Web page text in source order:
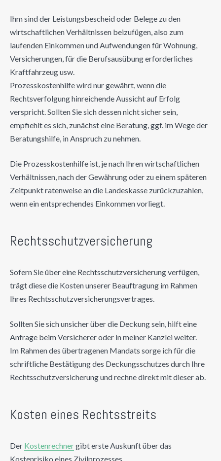
Ihm sind der Leistungsbescheid oder Belege zu den
wirtschaftlichen Verhältnissen beizufügen, also zum
laufenden Einkommen und Aufwendungen für Wohnung,
Versicherungen, für die Berufsausübung erforderliches
Kraftfahrzeug usw.
Prozesskostenhilfe wird nur gewährt, wenn die
Rechtsverfolgung hinreichende Aussicht auf Erfolg
verspricht. Sollten Sie sich dessen nicht sicher sein,
empfiehlt es sich, zunächst eine Beratung, ggf. im Wege der
Beratungshilfe, in Anspruch zu nehmen.
Die Prozesskostenhilfe ist, je nach Ihren wirtschaftlichen
Verhältnissen, nach der Gewährung oder zu einem späteren
Zeitpunkt ratenweise an die Landeskasse zurückzuzahlen,
wenn ein entsprechendes Einkommen vorliegt.
Rechtsschutzversicherung
Sofern Sie über eine Rechtsschutzversicherung verfügen,
trägt diese die Kosten unserer Beauftragung im Rahmen
Ihres Rechtsschutzversicherungsvertrages.
Sollten Sie sich unsicher über die Deckung sein, hilft eine
Anfrage beim Versicherer oder in meiner Kanzlei weiter.
Im Rahmen des übertragenen Mandats sorge ich für die
schriftliche Bestätigung des Deckungsschutzes durch Ihre
Rechtsschutzversicherung und rechne direkt mit dieser ab.
Kosten eines Rechtsstreits
Der Kostenrechnergibt erste Auskunft über das
Kostenrisiko eines Zivilprozesses.